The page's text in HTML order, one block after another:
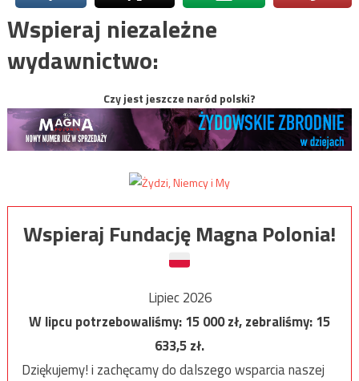
Wspieraj niezależne
wydawnictwo:
Czy jest jeszcze naród polski?
Wspieraj Fundację Magna Polonia!
Lipiec 2026
W lipcu potrzebowaliśmy:15 000zł, zebraliśmy:15
633,5zł.
Dziękujemy! i zachęcamy do dalszego wsparcia naszej